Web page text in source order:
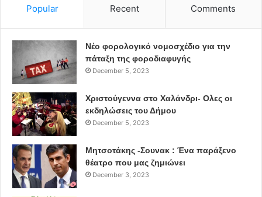
Popular Recent Comments
Νέο φορολογικό νομοσχέδιο για την
πάταξη της φοροδιαφυγής
December 5, 2023
Χριστούγεννα στο Χαλάνδρι- Ολες οι
εκδηλώσεις του Δήμου
December 5, 2023
Μητσοτάκης -Σουνακ : Ένα παράξενο
θέατρο που μας ζημιώνει
December 3, 2023